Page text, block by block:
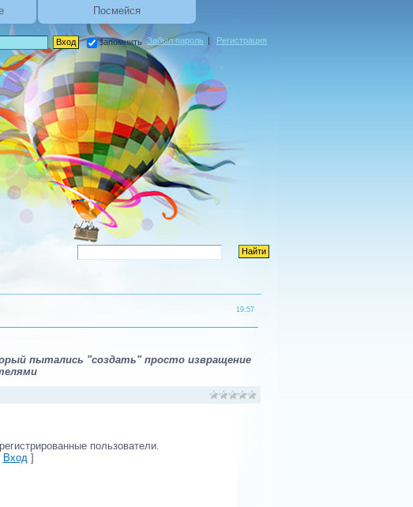
Посмейся
запомнить Забыл пароль | Регистрация
19:57
пытались "создать" просто извращение
пользователи.
Вход]